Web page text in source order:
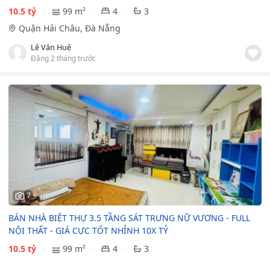
10.5 tỷ
99 m² 4
3
Quận Hải Châu, Đà Nẵng
Lê Văn Huệ
Đăng 2 tháng trước
7
BÁN NHÀ BIỆT THỰ 3.5 TẦNG SÁT TRƯNG NỮ VƯƠNG - FULL
NỘI THẤT - GIÁ CỰC TỐT NHỈNH 10X TỶ
10.5 tỷ
99 m² 4
3